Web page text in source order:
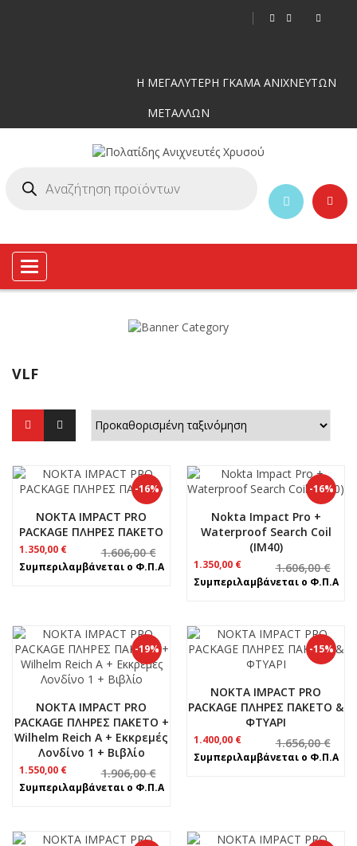
Η ΜΕΓΑΛΥΤΕΡΗ ΓΚΑΜΑ ΑΝΙΧΝΕΥΤΩΝ
ΜΕΤΑΛΛΩΝ
Toggle
navigation
VLF
-16%
NOKTA IMPACT PRO
PACKAGE ΠΛΗΡΕΣ ΠΑΚΕΤΟ
1.606,00€
Original
price
was:
1.350,00 €
τρέχουσα
τιμή
Συμπεριλαμβάνεται ο Φ.Π.Α
-16%
Nokta Impact Pro +
Waterproof Search Coil
(IM40)
1.606,00€
Original
price
was:
1.350,00 €
τρέχουσα
τιμή
Συμπεριλαμβάνεται ο Φ.Π.Α
-19%
NOKTA IMPACT PRO
PACKAGE ΠΛΗΡΕΣ ΠΑΚΕΤΟ +
Wilhelm Reich A + Εκκρεμές
Λονδίνο 1 + Βιβλίο
1.906,00€
Original
price
was:
1.550,00 €
τρέχουσα
τιμή
Συμπεριλαμβάνεται ο Φ.Π.Α
-15%
NOKTA IMPACT PRO
PACKAGE ΠΛΗΡΕΣ ΠΑΚΕΤΟ &
ΦΤΥΑΡΙ
1.656,00€
Original
price
was:
1.400,00 €
τρέχουσα
τιμή
Συμπεριλαμβάνεται ο Φ.Π.Α